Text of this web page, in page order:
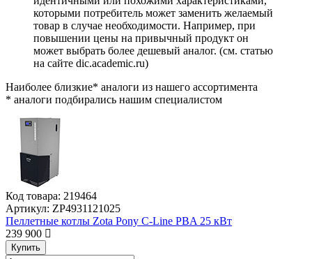
которыми потребитель может заменить желаемый
товар в случае необходимости. Например, при
повышении цены на привычный продукт он
может выбрать более дешевый аналог. (см. статью
на сайте dic.academic.ru)
Наиболее близкие* аналоги из нашего ассортимента
* аналоги подбирались нашим специалистом
Код товара: 219464
Артикул: ZP4931121025
Пеллетные котлы Zota Pony C-Line PBA 25 кВт
239 900
Купить